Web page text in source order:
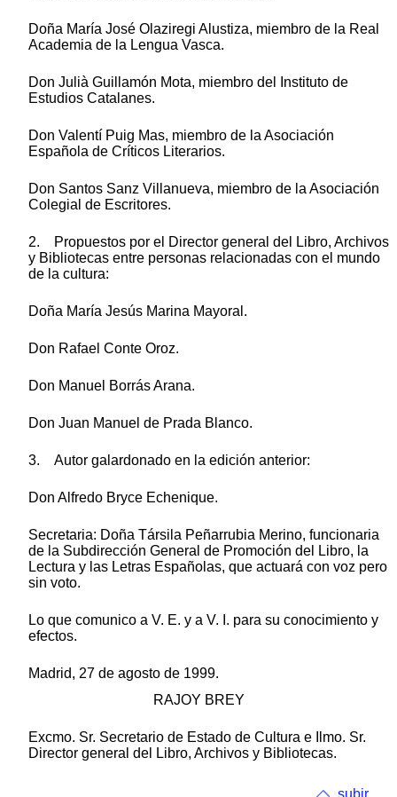
Doña María José Olaziregi Alustiza, miembro de la Real
Academia de la Lengua Vasca.
Don Julià Guillamón Mota, miembro del Instituto de
Estudios Catalanes.
Don Valentí Puig Mas, miembro de la Asociación
Española de Críticos Literarios.
Don Santos Sanz Villanueva, miembro de la Asociación
Colegial de Escritores.
2. Propuestos por el Director general del Libro, Archivos
y Bibliotecas entre personas relacionadas con el mundo
de la cultura:
Doña María Jesús Marina Mayoral.
Don Rafael Conte Oroz.
Don Manuel Borrás Arana.
Don Juan Manuel de Prada Blanco.
3. Autor galardonado en la edición anterior:
Don Alfredo Bryce Echenique.
Secretaria: Doña Társila Peñarrubia Merino, funcionaria
de la Subdirección General de Promoción del Libro, la
Lectura y las Letras Españolas, que actuará con voz pero
sin voto.
Lo que comunico a V. E. y a V. I. para su conocimiento y
efectos.
Madrid, 27 de agosto de 1999.
RAJOY BREY
Excmo. Sr. Secretario de Estado de Cultura e Ilmo. Sr.
Director general del Libro, Archivos y Bibliotecas.
subir